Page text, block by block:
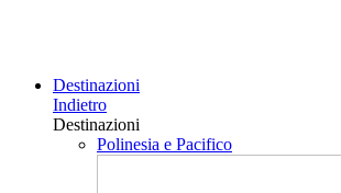
Destinazioni
Indietro
Destinazioni
Polinesia e Pacifico